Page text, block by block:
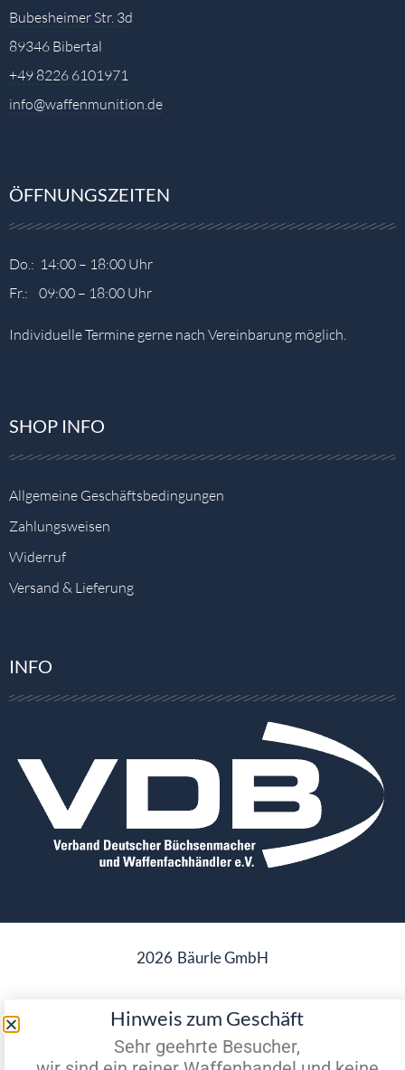
Bubesheimer Str. 3d
89346 Bibertal
+49 8226 6101971
info@waffenmunition.de
ÖFFNUNGSZEITEN
Do.: 14:00 – 18:00 Uhr
Fr.: 09:00 – 18:00 Uhr
Individuelle Termine gerne nach Vereinbarung möglich.
SHOP INFO
Allgemeine Geschäftsbedingungen
Zahlungsweisen
Widerruf
Versand & Lieferung
INFO
2026 Bäurle GmbH
Datenschutz Impressum
Hinweis zum Geschäft
Sehr geehrte Besucher,